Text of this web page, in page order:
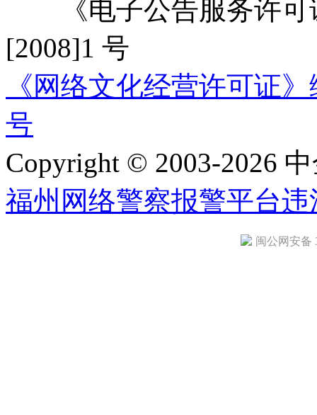
《电子公告服务许可
[2008]1 号
《网络文化经营许可证
号
Copyright © 2003-2026
福州网络警察报警平台违
闽公网安备